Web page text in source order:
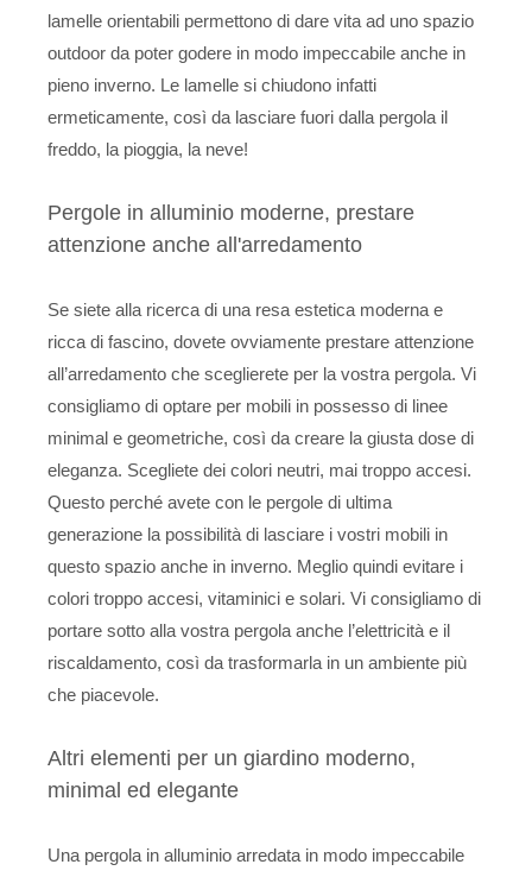
lamelle orientabili permettono di dare vita ad uno spazio
outdoor da poter godere in modo impeccabile anche in
pieno inverno. Le lamelle si chiudono infatti
ermeticamente, così da lasciare fuori dalla pergola il
freddo, la pioggia, la neve!
Pergole in alluminio moderne, prestare
attenzione anche all'arredamento
Se siete alla ricerca di una resa estetica moderna e
ricca di fascino, dovete ovviamente prestare attenzione
all’arredamento che sceglierete per la vostra pergola. Vi
consigliamo di optare per mobili in possesso di linee
minimal e geometriche, così da creare la giusta dose di
eleganza. Scegliete dei colori neutri, mai troppo accesi.
Questo perché avete con le pergole di ultima
generazione la possibilità di lasciare i vostri mobili in
questo spazio anche in inverno. Meglio quindi evitare i
colori troppo accesi, vitaminici e solari. Vi consigliamo di
portare sotto alla vostra pergola anche l’elettricità e il
riscaldamento, così da trasformarla in un ambiente più
che piacevole.
Altri elementi per un giardino moderno,
minimal ed elegante
Una pergola in alluminio arredata in modo impeccabile